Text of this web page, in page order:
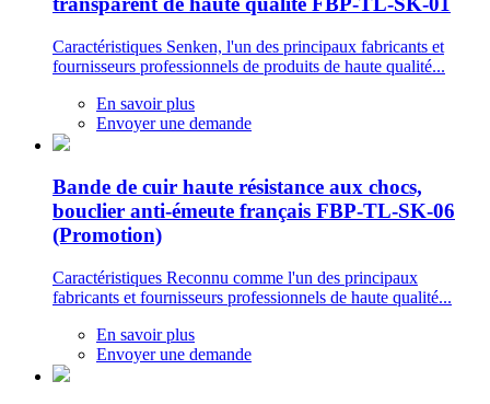
Caractéristiques Senken, l'un des principaux fabricants et
fournisseurs professionnels de produits de haute qualité...
En savoir plus
Envoyer une demande
Bande de cuir haute résistance aux chocs,
bouclier anti-émeute français FBP-TL-SK-06
(Promotion)
Caractéristiques Reconnu comme l'un des principaux
fabricants et fournisseurs professionnels de haute qualité...
En savoir plus
Envoyer une demande